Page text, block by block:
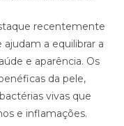
recentemente
a equilibrar a
e aparência. Os
da pele,
vivas que
e inflamações.